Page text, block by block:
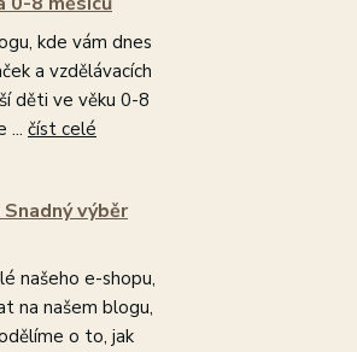
kde vám dnes
a vzdělávacích
děti ve věku 0-8
... číst celé
výběr
našeho e-shopu,
na našem blogu,
o to, jak